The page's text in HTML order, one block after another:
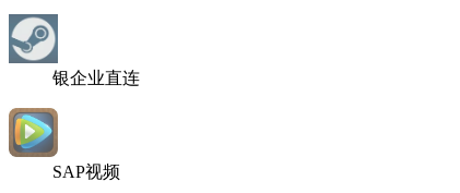
银企业直连
SAP视频